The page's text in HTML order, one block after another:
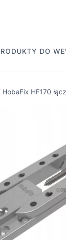
DO
HobaFix HF170